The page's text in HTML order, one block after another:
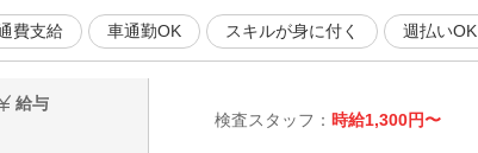
費支給 車通勤OK スキルが身に付く 週払いOK
給与
検査スタッフ： 時給1,300円〜